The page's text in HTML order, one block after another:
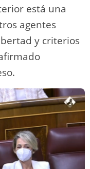
está una
agentes
y criterios